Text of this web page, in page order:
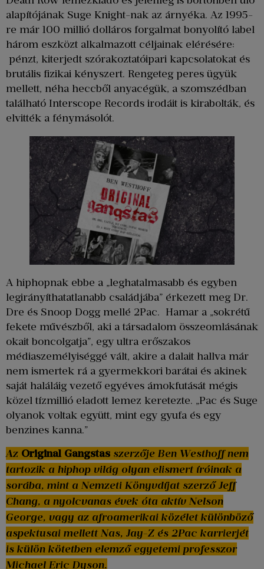
alapítójának Suge Knight-nak az árnyéka. Az 1995-
re már 100 millió dolláros forgalmat bonyolító label
három eszközt alkalmazott céljainak elérésére:
pénzt, kiterjedt szórakoztatóipari kapcsolatokat és
brutális fizikai kényszert. Rengeteg peres ügyük
mellett, néha heccből anyacégük, a szomszédban
található Interscope Records irodáit is kirabolták, és
elvitték a fénymásolót.
A hiphopnak ebbe a „leghatalmasabb és egyben
legirányíthatatlanabb családjába” érkezett meg Dr.
Dre és Snoop Dogg mellé 2Pac. Hamar a „sokrétű
fekete művészből, aki a társadalom összeomlásának
okait boncolgatja”, egy ultra erőszakos
médiaszemélyiséggé vált, akire a dalait hallva már
nem ismertek rá a gyermekkori barátai és akinek
saját haláláig vezető egyéves ámokfutását mégis
közel tízmillió eladott lemez keretezte. „Pac és Suge
olyanok voltak együtt, mint egy gyufa és egy
benzines kanna.”
Az Original Gangstas szerzője Ben Westhoff nem
tartozik a hiphop világ olyan elismert íróinak a
sorába, mint a Nemzeti Könyvdíjat szerző Jeff
Chang, a nyolcvanas évek óta aktív Nelson
George, vagy az afroamerikai közélet különböző
aspektusai mellett Nas, Jay-Z és 2Pac karrierjét
is külön kötetben elemző egyetemi professzor
Michael Eric Dyson.